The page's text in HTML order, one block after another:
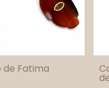
de Fatima